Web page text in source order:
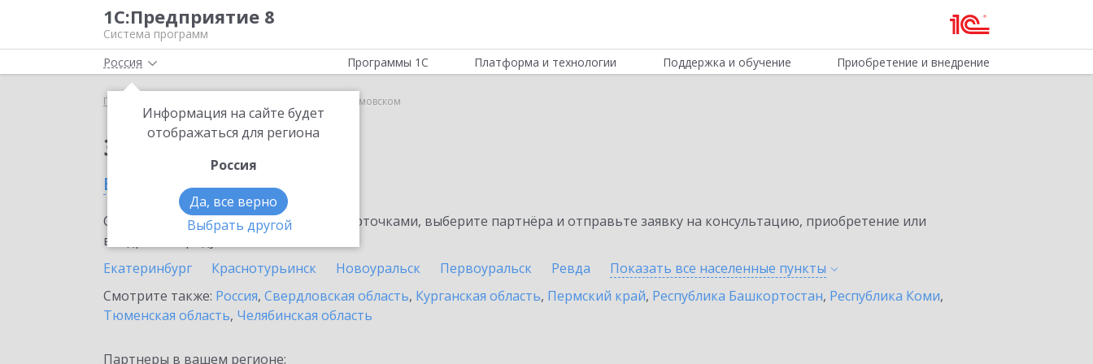
1С:Предприятие 8
Система программ
Россия
Информация на сайте будет
отображаться для региона
Россия
Да, все верно
Выбрать другой
Программы 1С Платформа и технологии Поддержка и обучение Приобретение и внедрение
Главная 1С-ЭТП в Артемовском
Заказать 1С-ЭТП
в Артемовском
Ознакомьтесь с информационными карточками, выберите партнёра и отправьте заявку на консультацию, приобретение или
внедрение продукта.
Екатеринбург
Краснотурьинск Новоуральск Первоуральск Ревда Показать все населенные пункты
Смотрите также: Россия, Свердловская область, Курганская область, Пермский край, Республика Башкортостан, Республика Коми,
Тюменская область, Челябинская область
Партнеры в вашем регионе: